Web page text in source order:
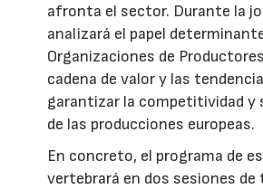
afronta el sector. Durante la
analizará el papel
Organizaciones de
cadena de valor y las
garantizar la competitividad y
de las producciones europeas.
En concreto, el programa de
vertebrará en dos sesiones de